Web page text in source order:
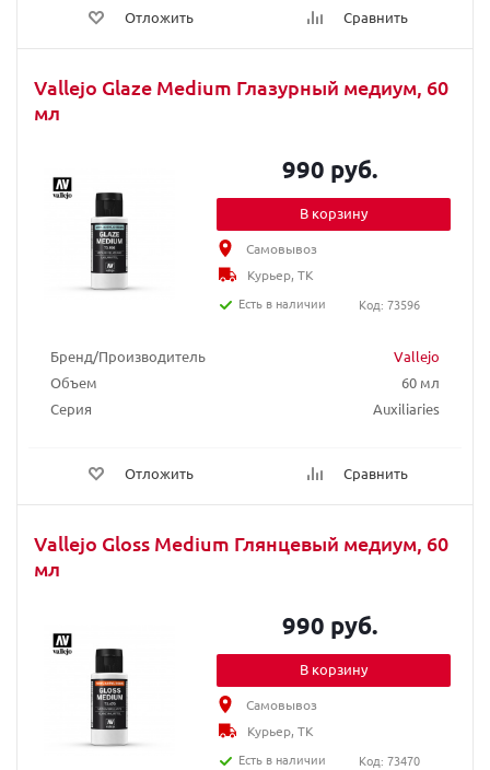
Отложить Сравнить
Vallejo Glaze Medium Глазурный медиум, 60
мл
Бренд/Производитель
Vallejo
Объем
60 мл
Серия
Auxiliaries
Отложить Сравнить
990 руб.
В корзину
Самовывоз
Курьер, ТК
Есть в наличии
Код: 73596
Vallejo Gloss Medium Глянцевый медиум, 60
мл
990 руб.
В корзину
Самовывоз
Курьер, ТК
Есть в наличии
Код: 73470